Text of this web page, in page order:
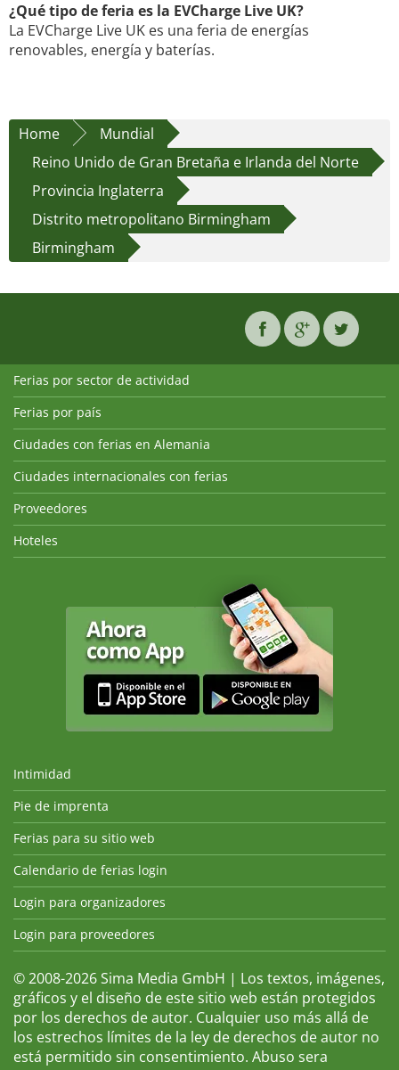
¿Qué tipo de feria es la EVCharge Live UK?
La EVCharge Live UK es una feria de energías
renovables, energía y baterías.
Home
Mundial
Reino Unido de Gran Bretaña e Irlanda del Norte
Provincia Inglaterra
Distrito metropolitano Birmingham
Birmingham
Ferias por sector de actividad
Ferias por país
Ciudades con ferias en Alemania
Ciudades internacionales con ferias
Proveedores
Hoteles
Intimidad
Pie de imprenta
Ferias para su sitio web
Calendario de ferias login
Login para organizadores
Login para proveedores
© 2008-2026 Sima Media GmbH | Los textos, imágenes,
gráficos y el diseño de este sitio web están protegidos
por los derechos de autor. Cualquier uso más allá de
los estrechos límites de la ley de derechos de autor no
está permitido sin consentimiento. Abuso sera